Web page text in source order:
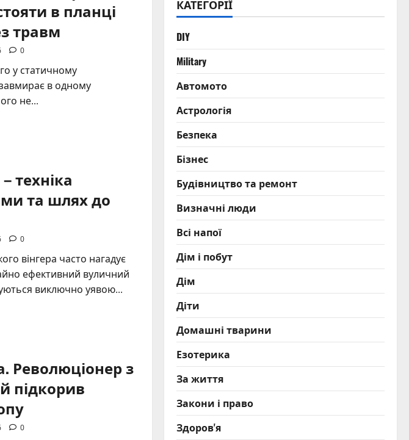
в планці
травм
0
у статичному
в одному
не...
техніка
та шлях до
0
вінгера часто нагадує
ефективний вуличний
виключно уявою...
Революціонер з
підкорив
0
КАТЕГОРІЇ
DIY
Military
Автомото
Астрологія
Безпека
Бізнес
Будівництво та ремонт
Визначні люди
Всі напої
Дім і побут
Дім
Діти
Домашні тварини
Езотерика
За життя
Закони і право
Здоров'я